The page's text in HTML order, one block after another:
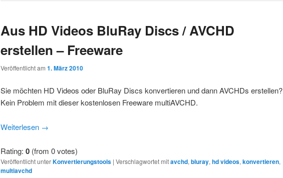
Aus HD Videos BluRay Discs / AVCHD
erstellen – Freeware
Veröffentlicht am 1. März 2010
Sie möchten HD Videos oder BluRay Discs konvertieren und dann AVCHDs erstellen?
Kein Problem mit dieser kostenlosen Freeware multiAVCHD.
Weiterlesen →
Rating: 0 (from 0 votes)
Veröffentlicht unterKonvertierungstools | Verschlagwortet mitavchd, bluray, hd videos, konvertieren,
multiavchd